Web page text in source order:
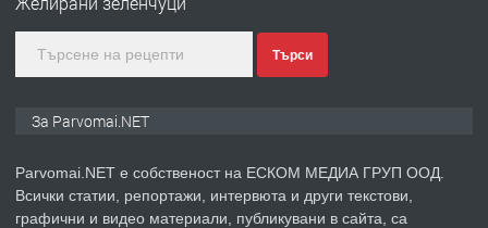
преди 1 година
Търси
За Parvomai.NET
Parvomai.NET е собственост на ЕСКОМ МЕДИА ГРУП ООД.
Всички статии, репортажи, интервюта и други текстови,
графични и видео материали, публикувани в сайта, са